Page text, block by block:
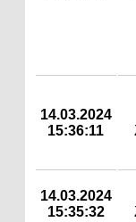
14.03.2024
15:36:11
14.03.2024
15:35:32